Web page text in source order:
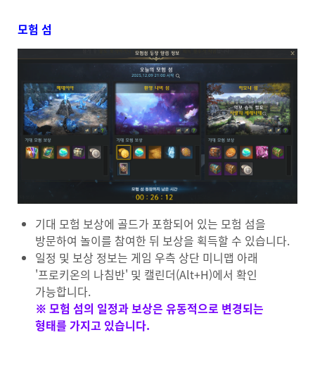
모험 섬
기대 모험 보상에 골드가 포함되어 있는 모험 섬을
방문하여 놀이를 참여한 뒤 보상을 획득할 수 있습니다.
일정 및 보상 정보는 게임 우측 상단 미니맵 아래
'프로키온의 나침반' 및 캘린더(Alt+H)에서 확인
가능합니다.
※ 모험 섬의 일정과 보상은 유동적으로 변경되는
형태를 가지고 있습니다.